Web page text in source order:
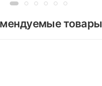
товары